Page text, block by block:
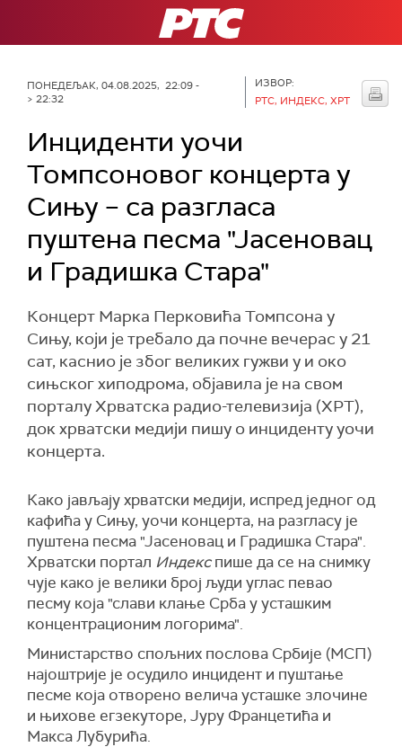
РТС
ПОНЕДЕЉАК, 04.08.2025, 22:09 -
> 22:32
ИЗВОР:
РТС, ИНДЕКС, ХРТ
Инциденти уочи
Томпсоновог концерта у
Сињу – са разгласа
пуштена песма "Јасеновац
и Градишка Стара"
Концерт Марка Перковића Томпсона у
Сињу, који је требало да почне вечерас у 21
сат, каснио је због великих гужви у и око
сињског хиподрома, објавила је на свом
порталу Хрватска радио-телевизија (ХРТ),
док хрватски медији пишу о инциденту уочи
концерта.
Како јављају хрватски медији, испред једног од
кафића у Сињу, уочи концерта, на разгласу је
пуштена песма "Јасеновац и Градишка Стара".
Хрватски портал Индекспише да се на снимку
чује како је велики број људи углас певао
песму која "слави клање Срба у усташким
концентрационим логорима".
Министарство спољних послова Србије (МСП)
најоштрије је осудило инцидент и пуштање
песме која отворено велича усташке злочине
и њихове егзекуторе, Јуру Францетића и
Макса Лубурића.